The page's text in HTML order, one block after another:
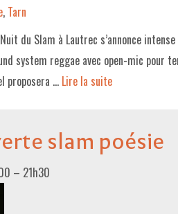
, Tarn
du Slam à Lautrec s’annonce
system reggae avec open-mic pour
proposera … Lire la suite­­
slam poésie
– 21h30